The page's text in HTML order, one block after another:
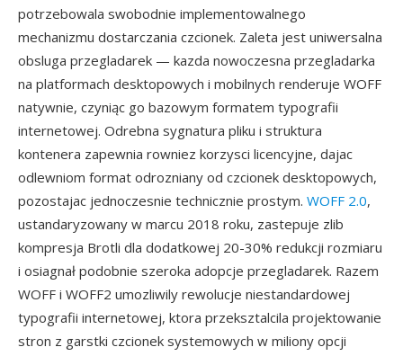
potrzebowala swobodnie implementowalnego
mechanizmu dostarczania czcionek. Zaleta jest uniwersalna
obsluga przegladarek — kazda nowoczesna przegladarka
na platformach desktopowych i mobilnych renderuje WOFF
natywnie, czyniąc go bazowym formatem typografii
internetowej. Odrebna sygnatura pliku i struktura
kontenera zapewnia rowniez korzysci licencyjne, dajac
odlewniom format odrozniany od czcionek desktopowych,
pozostajac jednoczesnie technicznie prostym. WOFF 2.0,
ustandaryzowany w marcu 2018 roku, zastepuje zlib
kompresja Brotli dla dodatkowej 20-30% redukcji rozmiaru
i osiagnał podobnie szeroka adopcje przegladarek. Razem
WOFF i WOFF2 umozliwily rewolucje niestandardowej
typografii internetowej, ktora przeksztalcila projektowanie
stron z garstki czcionek systemowych w miliony opcji